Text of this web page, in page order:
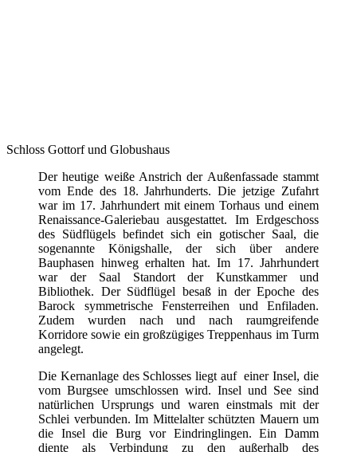
Schloss Gottorf und Globushaus
Der heutige weiße Anstrich der Außenfassade stammt
vom Ende des 18. Jahrhunderts. Die jetzige Zufahrt
war im 17. Jahrhundert mit einem Torhaus und einem
Renaissance-Galeriebau ausgestattet. Im Erdgeschoss
des Südflügels befindet sich ein gotischer Saal, die
sogenannte Königshalle, der sich über andere
Bauphasen hinweg erhalten hat. Im 17. Jahrhundert
war der Saal Standort der Kunstkammer und
Bibliothek. Der Südflügel besaß in der Epoche des
Barock symmetrische Fensterreihen und Enfiladen.
Zudem wurden nach und nach raumgreifende
Korridore sowie ein großzügiges Treppenhaus im Turm
angelegt.
Die Kernanlage des Schlosses liegt auf einer Insel, die
vom Burgsee umschlossen wird. Insel und See sind
natürlichen Ursprungs und waren einstmals mit der
Schlei verbunden. Im Mittelalter schützten Mauern um
die Insel die Burg vor Eindringlingen. Ein Damm
diente als Verbindung zu den außerhalb des